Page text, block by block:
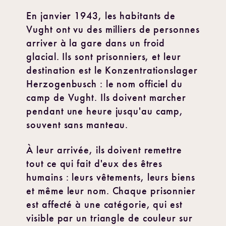
En janvier 1943, les habitants de
Vught ont vu des milliers de personnes
arriver à la gare dans un froid
glacial. Ils sont prisonniers, et leur
destination est le Konzentrationslager
Herzogenbusch : le nom officiel du
camp de Vught. Ils doivent marcher
pendant une heure jusqu'au camp,
souvent sans manteau.
À leur arrivée, ils doivent remettre
tout ce qui fait d'eux des êtres
humains : leurs vêtements, leurs biens
et même leur nom. Chaque prisonnier
est affecté à une catégorie, qui est
visible par un triangle de couleur sur